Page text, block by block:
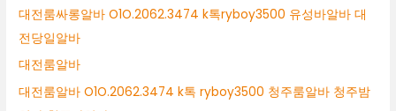
대전룸싸롱알바 O1O.2062.3474 k톡ryboy3500 유성바알바 대
전당일알바
대전룸알바
대전룸알바 O1O.2062.3474 k톡 ryboy3500 청주룸알바 청주밤